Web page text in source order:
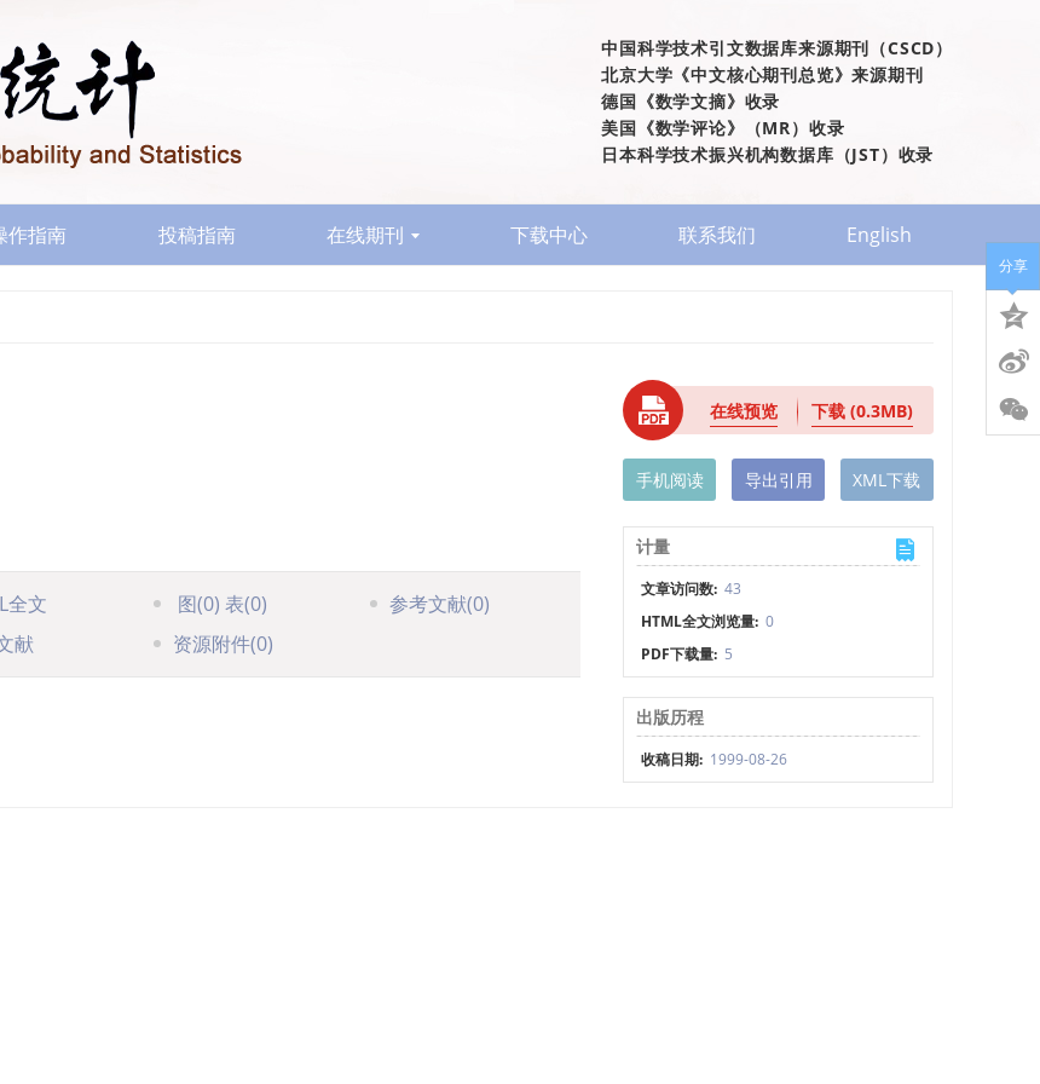
中国科学技术引文数据库来源期刊（CSCD）
北京大学《中文核心期刊总览》来源期刊
德国《数学文摘》收录
美国《数学评论》（MR）收录
日本科学技术振兴机构数据库（JST）收录
作指南 投稿指南 在线期刊 下载中心 联系我们 English
全文 图(0) 表(0) 参考文献(0)
献 资源附件(0)
在线预览 下载(0.3MB)
手机阅读 导出引用 XML下载
计量
文章访问数: 43
HTML全文浏览量: 0
PDF下载量: 5
出版历程
收稿日期: 1999-08-26
分享